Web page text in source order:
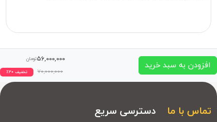
افزودن به سبد خرید
۵۶,۰۰۰,۰۰۰تومان
۷۰,۰۰۰,۰۰۰ تخفیف ۲۰٪
تماس با ما دسترسی سریع